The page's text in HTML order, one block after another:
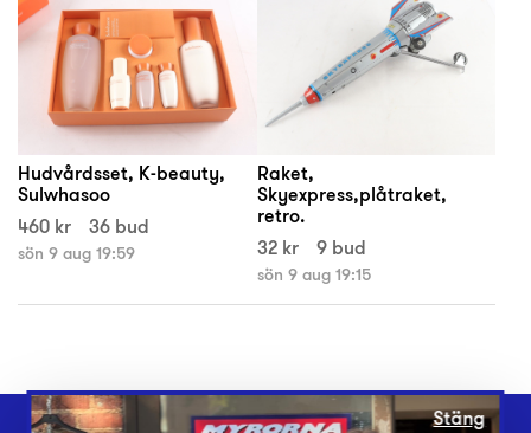
Hudvårdsset, K-beauty,
Sulwhasoo
460 kr
36 bud
sön 9 aug 19:59
Raket,
Skyexpress,plåtraket,
retro.
32 kr
9 bud
sön 9 aug 19:15
Stäng